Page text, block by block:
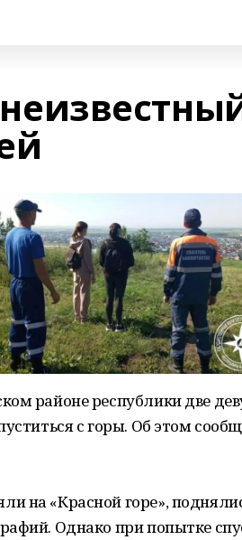
районе республики две
с горы. Об этом
на «Красной горе»,
Однако при попытке